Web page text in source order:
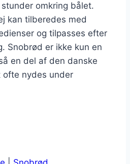
omkring bålet.
kan tilberedes med
og tilpasses efter
Snobrød er ikke kun en
en del af den danske
ofte nydes under